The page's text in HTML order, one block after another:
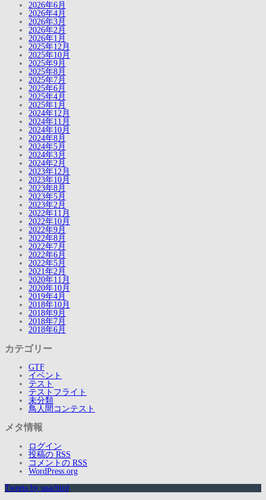
2026年6月
2026年4月
2026年3月
2026年2月
2026年1月
2025年12月
2025年10月
2025年9月
2025年8月
2025年7月
2025年6月
2025年4月
2025年1月
2024年12月
2024年11月
2024年10月
2024年8月
2024年5月
2024年3月
2024年2月
2023年12月
2023年10月
2023年8月
2023年5月
2023年2月
2022年11月
2022年10月
2022年9月
2022年8月
2022年7月
2022年6月
2022年5月
2021年2月
2020年11月
2020年10月
2019年4月
2018年10月
2018年9月
2018年7月
2018年6月
カテゴリー
GTF
イベント
テスト
テストフライト
未分類
鳥人間コンテスト
メタ情報
ログイン
投稿の RSS
コメントの RSS
WordPress.org
Tweets by suacbird